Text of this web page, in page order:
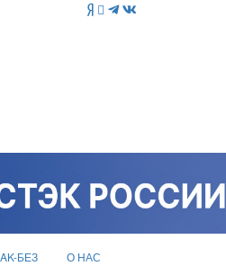
БЕЗ О НАС